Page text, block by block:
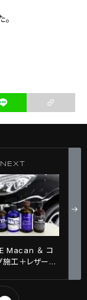
NEXT
Macan ＆ コ
施工＋レザーコ